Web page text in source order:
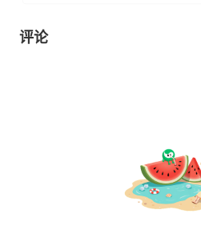
评论